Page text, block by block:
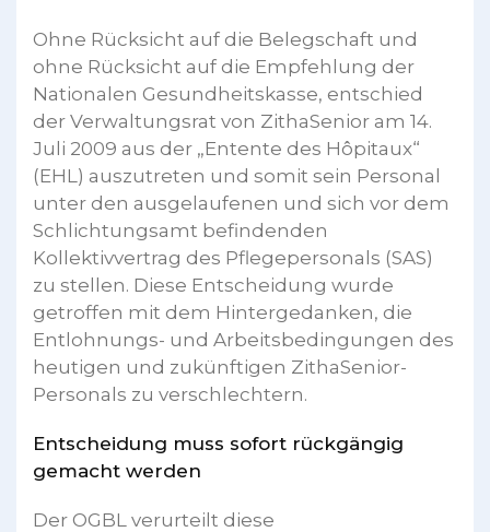
Ohne Rücksicht auf die Belegschaft und
ohne Rücksicht auf die Empfehlung der
Nationalen Gesundheitskasse, entschied
der Verwaltungsrat von ZithaSenior am 14.
Juli 2009 aus der „Entente des Hôpitaux“
(EHL) auszutreten und somit sein Personal
unter den ausgelaufenen und sich vor dem
Schlichtungsamt befindenden
Kollektivvertrag des Pflegepersonals (SAS)
zu stellen. Diese Entscheidung wurde
getroffen mit dem Hintergedanken, die
Entlohnungs- und Arbeitsbedingungen des
heutigen und zukünftigen ZithaSenior-
Personals zu verschlechtern.
Entscheidung muss sofort rückgängig
gemacht werden
Der OGBL verurteilt diese